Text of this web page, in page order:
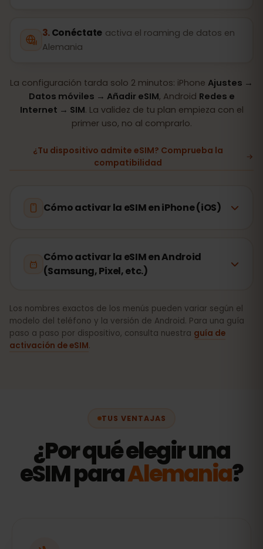
Conéctate activa el roaming de datos en
Alemania
La configuración tarda solo 2 minutos: iPhone Ajustes →
Datos móviles → Añadir eSIM, Android Redes e
Internet → SIM. La validez de tu plan empieza con el
primer uso, no al comprarlo.
¿Tu dispositivo admite eSIM? Comprueba la
compatibilidad
Cómo activar la eSIM en iPhone (iOS)
Cómo activar la eSIM en Android
(Samsung, Pixel, etc.)
Los nombres exactos de los menús pueden variar según el
modelo del teléfono y la versión de Android. Para una guía
paso a paso por dispositivo, consulta nuestra guía de
activación de eSIM.
TUS VENTAJAS
¿Por qué elegir una
eSIM paraAlemania?